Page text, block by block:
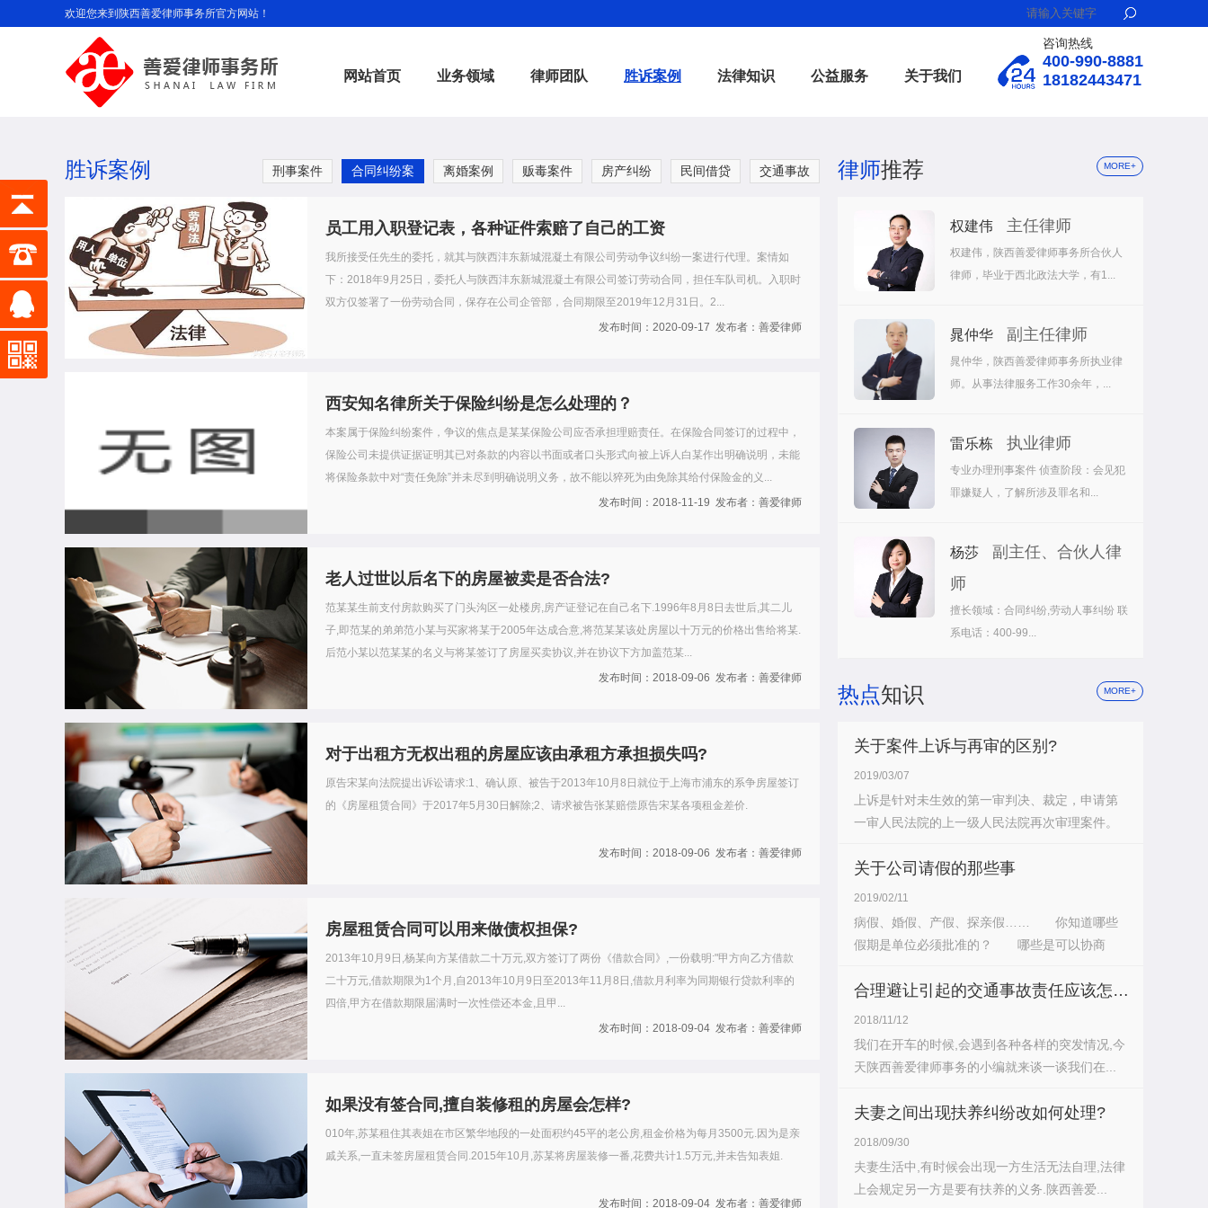
欢迎您来到陕西善爱律师事务所官方网站！
咨询热线
400-990-8881
18182443471
网站首页 业务领域 律师团队 胜诉案例 法律知识 公益服务 关于我们
胜诉案例 刑事案件 合同纠纷案 离婚案例 贩毒案件 房产纠纷 民间借贷 交通事故
员工用入职登记表，各种证件索赔了自己的工资
我所接受任先生的委托，就其与陕西沣东新城混凝土有限公司劳动争议纠纷一案进行代理。案情如
下：2018年9月25日，委托人与陕西沣东新城混凝土有限公司签订劳动合同，担任车队司机。入职时
双方仅签署了一份劳动合同，保存在公司企管部，合同期限至2019年12月31日。2...
发布时间：2020-09-17 发布者：善爱律师
西安知名律所关于保险纠纷是怎么处理的？
本案属于保险纠纷案件，争议的焦点是某某保险公司应否承担理赔责任。在保险合同签订的过程中，
保险公司未提供证据证明其已对条款的内容以书面或者口头形式向被上诉人白某作出明确说明，未能
将保险条款中对“责任免除”并未尽到明确说明义务，故不能以猝死为由免除其给付保险金的义...
发布时间：2018-11-19 发布者：善爱律师
老人过世以后名下的房屋被卖是否合法?
范某某生前支付房款购买了门头沟区一处楼房,房产证登记在自己名下.1996年8月8日去世后,其二儿
子,即范某的弟弟范小某与买家将某于2005年达成合意,将范某某该处房屋以十万元的价格出售给将某.
后范小某以范某某的名义与将某签订了房屋买卖协议,并在协议下方加盖范某...
发布时间：2018-09-06 发布者：善爱律师
对于出租方无权出租的房屋应该由承租方承担损失吗?
原告宋某向法院提出诉讼请求:1、确认原、被告于2013年10月8日就位于上海市浦东的系争房屋签订
的《房屋租赁合同》于2017年5月30日解除;2、请求被告张某赔偿原告宋某各项租金差价.
发布时间：2018-09-06 发布者：善爱律师
房屋租赁合同可以用来做债权担保?
2013年10月9日,杨某向方某借款二十万元,双方签订了两份《借款合同》,一份载明:"甲方向乙方借款
二十万元,借款期限为1个月,自2013年10月9日至2013年11月8日,借款月利率为同期银行贷款利率的
四倍,甲方在借款期限届满时一次性偿还本金,且甲...
发布时间：2018-09-04 发布者：善爱律师
如果没有签合同,擅自装修租的房屋会怎样?
010年,苏某租住其表姐在市区繁华地段的一处面积约45平的老公房,租金价格为每月3500元.因为是亲
戚关系,一直未签房屋租赁合同.2015年10月,苏某将房屋装修一番,花费共计1.5万元,并未告知表姐.
发布时间：2018-09-04 发布者：善爱律师
律师推荐 MORE+
权建伟 主任律师
权建伟，陕西善爱律师事务所合伙人
律师，毕业于西北政法大学，有1...
晁仲华 副主任律师
晁仲华，陕西善爱律师事务所执业律
师。从事法律服务工作30余年，...
雷乐栋 执业律师
专业办理刑事案件 侦查阶段：会见犯
罪嫌疑人，了解所涉及罪名和...
杨莎
副主任、合伙人律
师
擅长领域：合同纠纷,劳动人事纠纷 联
系电话：400-99...
热点知识 MORE+
关于案件上诉与再审的区别?
2019/03/07
上诉是针对未生效的第一审判决、裁定，申请第
一审人民法院的上一级人民法院再次审理案件。
关于公司请假的那些事
2019/02/11
病假、婚假、产假、探亲假…… 你知道哪些
假期是单位必须批准的？ 哪些是可以协商
合理避让引起的交通事故责任应该怎么划分?
2018/11/12
我们在开车的时候,会遇到各种各样的突发情况,今
天陕西善爱律师事务的小编就来谈一谈我们在...
夫妻之间出现扶养纠纷改如何处理?
2018/09/30
夫妻生活中,有时候会出现一方生活无法自理,法律
上会规定另一方是要有扶养的义务.陕西善爱...